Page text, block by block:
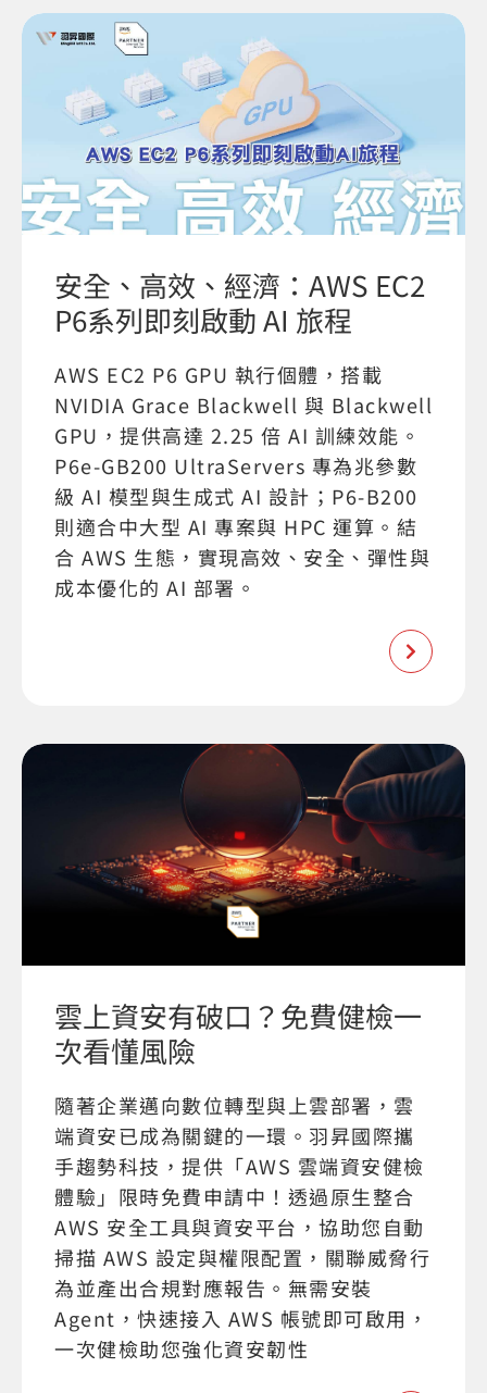
安全、高效、經濟：AWS EC2
P6系列即刻啟動 AI 旅程
AWS EC2 P6 GPU 執行個體，搭載
NVIDIA Grace Blackwell 與 Blackwell
GPU，提供高達 2.25 倍 AI 訓練效能。
P6e-GB200 UltraServers 專為兆參數
級 AI 模型與生成式 AI 設計；P6-B200
則適合中大型 AI 專案與 HPC 運算。結
合 AWS 生態，實現高效、安全、彈性與
成本優化的 AI 部署。
雲上資安有破口？免費健檢一
次看懂風險
隨著企業邁向數位轉型與上雲部署，雲
端資安已成為關鍵的一環。羽昇國際攜
手趨勢科技，提供「AWS 雲端資安健檢
體驗」限時免費申請中！透過原生整合
AWS 安全工具與資安平台，協助您自動
掃描 AWS 設定與權限配置，關聯威脅行
為並產出合規對應報告。無需安裝
Agent，快速接入 AWS 帳號即可啟用，
一次健檢助您強化資安韌性